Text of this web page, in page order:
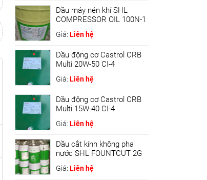
Dầu máy nén khí SHL
COMPRESSOR OIL 100N-1
Giá: Liên hệ
Dầu động cơ Castrol CRB
Multi 20W-50 CI-4
Giá: Liên hệ
Dầu động cơ Castrol CRB
Multi 15W-40 CI-4
Giá: Liên hệ
Dầu cắt kính không pha
nước SHL FOUNTCUT 2G
Giá: Liên hệ